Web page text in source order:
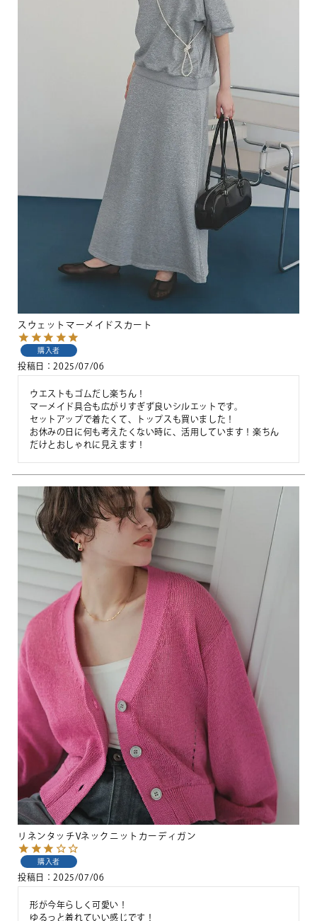
スウェットマーメイドスカート
購入者
投稿日 2025/07/06
ウエストもゴムだし楽ちん！
マーメイド具合も広がりすぎず良いシルエットです。
セットアップで着たくて、トップスも買いました！
お休みの日に何も考えたくない時に、活用しています！楽ちん
だけとおしゃれに見えます！
リネンタッチVネックニットカーディガン
購入者
投稿日 2025/07/06
形が今年らしく可愛い！
ゆるっと着れていい感じです！